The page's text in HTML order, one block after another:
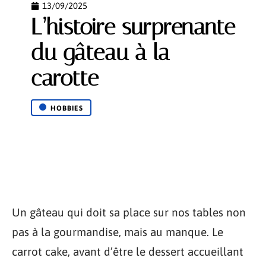
13/09/2025
L’histoire surprenante
du gâteau à la
carotte
HOBBIES
Un gâteau qui doit sa place sur nos tables non
pas à la gourmandise, mais au manque. Le
carrot cake, avant d’être le dessert accueillant